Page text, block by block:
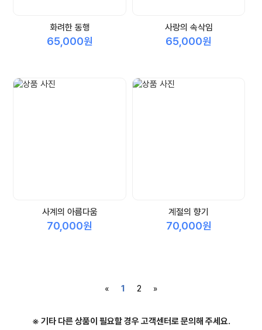
화려한 동행
65,000원
사랑의 속삭임
65,000원
사계의 아름다움
70,000원
계절의 향기
70,000원
« 1 2 »
※ 기타 다른 상품이 필요할 경우 고객센터로 문의해 주세요.